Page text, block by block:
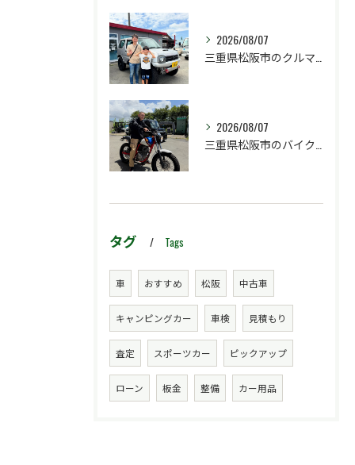
2026/08/07
2026/08/07
タグ Tags
車 おすすめ 松阪 中古車
キャンピングカー 車検 見積もり
査定 スポーツカー ピックアップ
ローン 板金 整備 カー用品